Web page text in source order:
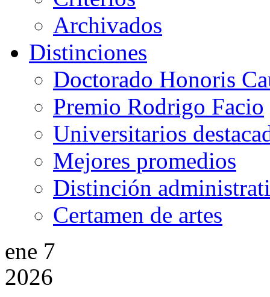
Archivados
Distinciones
Doctorado Honoris
Premio Rodrigo Facio
Universitarios
Mejores promedios
Distinción
Certamen de artes
ene 7
2026